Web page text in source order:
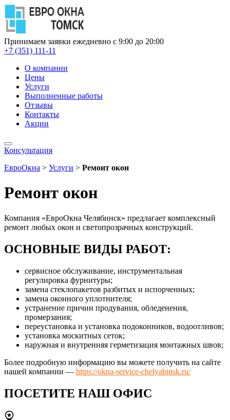
Принимаем заявки ежедневно с 9:00 до 20:00
+7 (351) 111-11
О компании
Цены
Услуги
Выполненные работы
Отзывы
Контакты
Акции
Консультация
ЕвроОкна > Услуги > Ремонт окон
Ремонт окон
Компания «ЕвроОкна Челябинск» предлагает комплексный
ремонт любых окон и светопрозрачных конструкций.
ОСНОВНЫЕ ВИДЫ РАБОТ:
сервисное обслуживание, инструментальная
регулировка фурнитуры;
замена стеклопакетов разбитых и испорченных;
замена оконного уплотнителя;
устранение причин продувания, обледенения,
промерзания;
переустановка и установка подоконников, водоотливов;
установка москитных сеток;
наружная и внутренняя герметизация монтажных швов;
Более подробную информацию вы можете получить на сайте
нашей компании — https://okna-service-chelyabinsk.ru/
ПОСЕТИТЕ НАШ ОФИС